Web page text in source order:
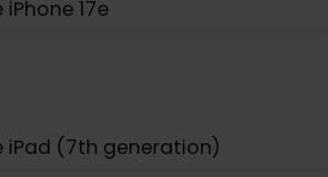
iPhone 12 Pro
iPhone 15 Pro Max